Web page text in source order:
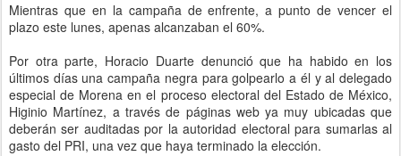
Mientras que en la campaña de enfrente, a punto de vencer el
plazo este lunes, apenas alcanzaban el 60%.
Por otra parte, Horacio Duarte denunció que ha habido en los
últimos días una campaña negra para golpearlo a él y al delegado
especial de Morena en el proceso electoral del Estado de México,
Higinio Martínez, a través de páginas web ya muy ubicadas que
deberán ser auditadas por la autoridad electoral para sumarlas al
gasto del PRI, una vez que haya terminado la elección.